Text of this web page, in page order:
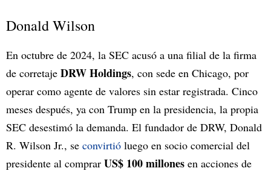
Donald Wilson
En octubre de 2024, la SEC acusó a una filial de la firma
de corretaje DRW Holdings, con sede en Chicago, por
operar como agente de valores sin estar registrada. Cinco
meses después, ya con Trump en la presidencia, la propia
SEC desestimó la demanda. El fundador de DRW, Donald
R. Wilson Jr., se convirtió luego en socio comercial del
presidente al comprar US$ 100 millones en acciones de